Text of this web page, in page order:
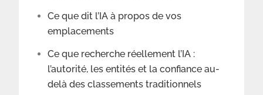
Ce que dit l’IA à propos de vos
emplacements
Ce que recherche réellement l’IA :
l’autorité, les entités et la confiance au-
delà des classements traditionnels